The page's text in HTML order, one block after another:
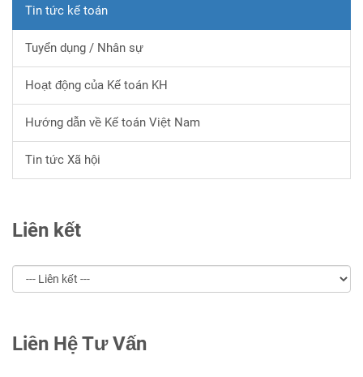
Tin tức kế toán
Tuyển dụng / Nhân sự
Hoạt động của Kế toán KH
Hướng dẫn về Kế toán Việt Nam
Tin tức Xã hội
Liên kết
Liên Hệ Tư Vấn